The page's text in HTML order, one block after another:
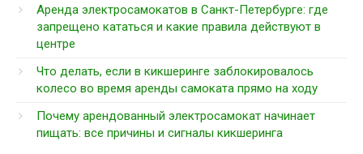
Аренда электросамокатов в Санкт-Петербурге: где
запрещено кататься и какие правила действуют в
центре
Что делать, если в кикшеринге заблокировалось
колесо во время аренды самоката прямо на ходу
Почему арендованный электросамокат начинает
пищать: все причины и сигналы кикшеринга